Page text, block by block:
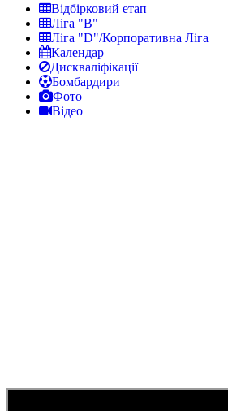
Відбірковий етап
Ліга "В"
Ліга "D"/Корпоративна Ліга
Календар
Дискваліфікації
Бомбардири
Фото
Відео